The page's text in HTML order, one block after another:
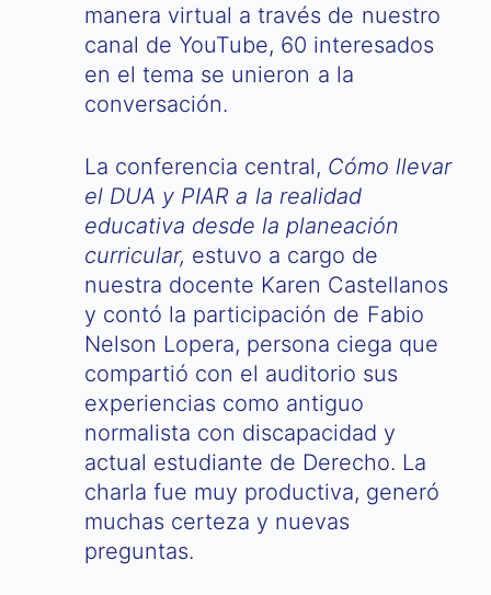
manera virtual a través de nuestro
canal de YouTube, 60 interesados
en el tema se unieron a la
conversación.
La conferencia central, Cómo llevar
el DUA y PIAR a la realidad
educativa desde la planeación
curricular, estuvo a cargo de
nuestra docente Karen Castellanos
y contó la participación de Fabio
Nelson Lopera, persona ciega que
compartió con el auditorio sus
experiencias como antiguo
normalista con discapacidad y
actual estudiante de Derecho. La
charla fue muy productiva, generó
muchas certeza y nuevas
preguntas.